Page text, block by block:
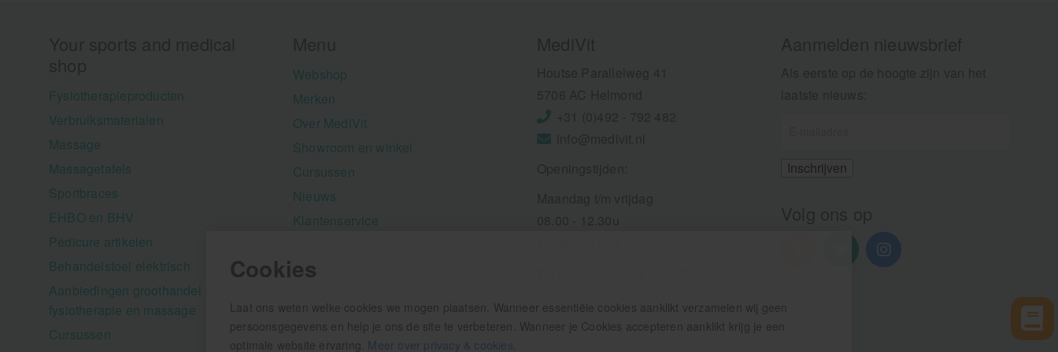
Cookies
Laat ons weten welke cookies we mogen plaatsen. Wanneer essentiële cookies aanklikt verzamelen wij geen
persoonsgegevens en help je ons de site te verbeteren. Wanneer je Cookies accepteren aanklikt krijg je een
optimale website ervaring. Meer over privacy & cookies
Fysiotherapieproducten
Verbruiksmaterialen
Massage
Massagetafels
Sportbraces
EHBO en BHV
Pedicure artikelen
Behandelstoel elektrisch
Aanbiedingen groothandel
fysiotherapie en massage
Cursussen
Webshop
Merken
Over MediVit
Showroom en winkel
Cursussen
Nieuws
Klantenservice
Aanbiedingen